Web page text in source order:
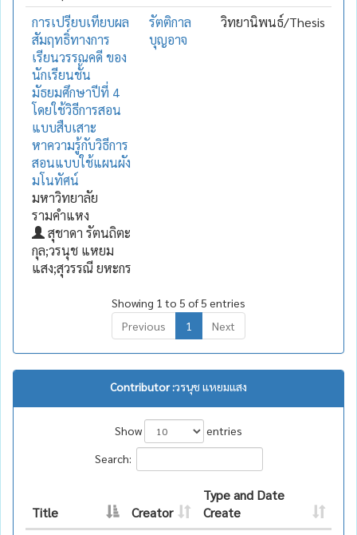
การเปรียบเทียบผล
สัมฤทธิ์ทางการ
เรียนวรรณคดี ของ
นักเรียนชั้น
มัธยมศึกษาปีที่ 4
โดยใช้วิธีการสอน
แบบสืบเสาะ
หาความรู้กับวิธีการ
สอนแบบใช้แผนผัง
มโนทัศน์
มหาวิทยาลัย
รามคำแหง
สุชาดา รัตนถิตะ
กุล;วรนุช แหยม
แสง;สุวรรณี ยหะกร
รัตติกาล
บุญอาจ
วิทยานิพนธ์/Thesis
Showing 1 to 5 of 5 entries
Previous
1 Next
Contributor :วรนุช แหยมแสง
Show
entries
Search:
Title Creator
Type and Date
Create